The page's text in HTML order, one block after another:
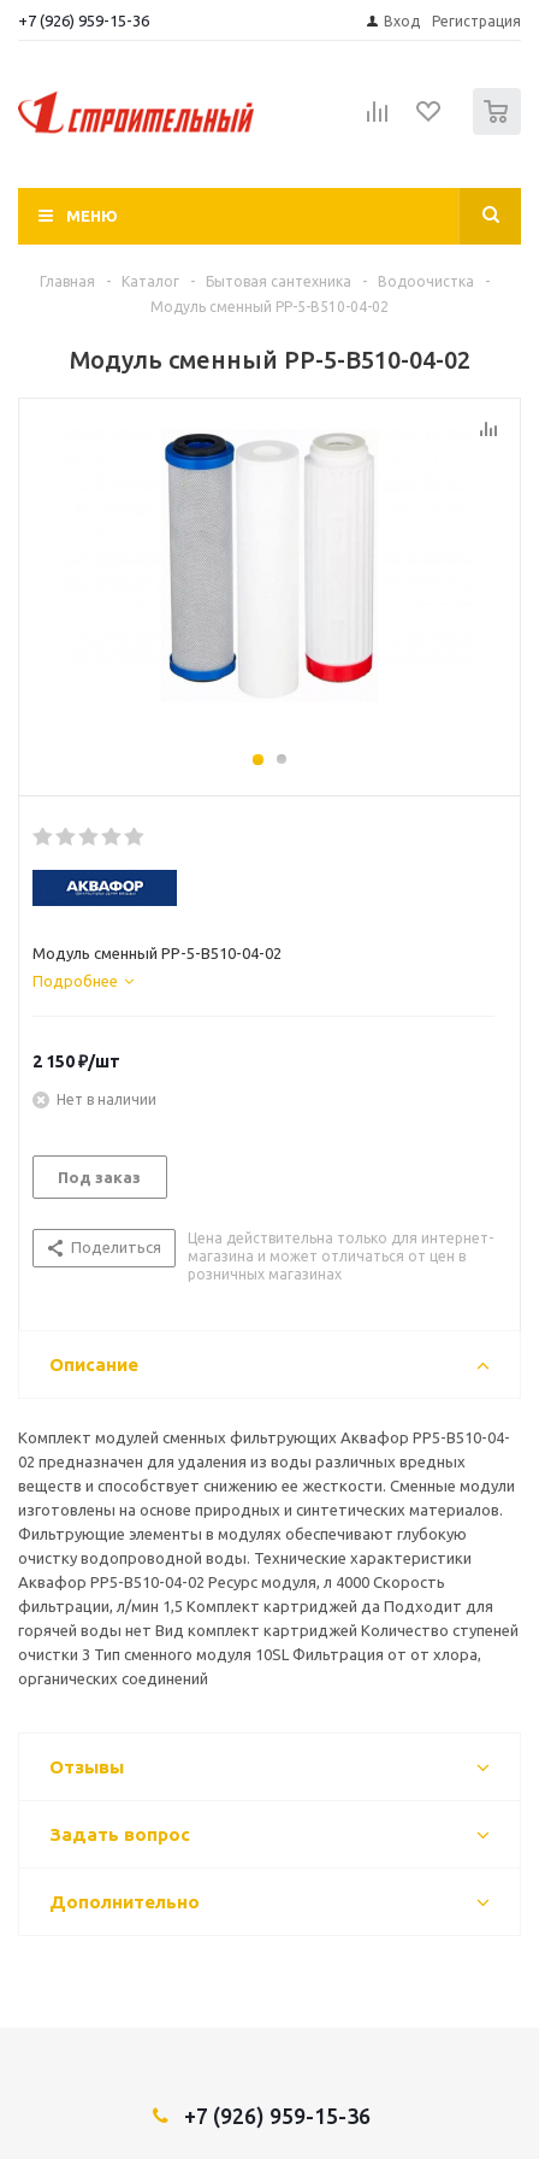
+7 (926) 959-15-36 Вход Регистрация
МЕНЮ
Главная - Каталог - Бытовая сантехника - Водоочистка
-
Модуль сменный РР-5-В510-04-02
Модуль сменный РР-5-В510-04-02
Модуль сменный РР-5-В510-04-02
Подробнее
2 150₽/шт
Нет в наличии
Под заказ
Поделиться
Цена действительна только для интернет-
магазина и может отличаться от цен в
розничных магазинах
Описание
Комплект модулей сменных фильтрующих Аквафор РР5-В510-04-
02 предназначен для удаления из воды различных вредных
веществ и способствует снижению ее жесткости. Сменные модули
изготовлены на основе природных и синтетических материалов.
Фильтрующие элементы в модулях обеспечивают глубокую
очистку водопроводной воды. Технические характеристики
Аквафор РР5-В510-04-02 Ресурс модуля, л 4000 Скорость
фильтрации, л/мин 1,5 Комплект картриджей да Подходит для
горячей воды нет Вид комплект картриджей Количество ступеней
очистки 3 Тип сменного модуля 10SL Фильтрация от от хлора,
органических соединений
Отзывы
Задать вопрос
Дополнительно
+7 (926) 959-15-36